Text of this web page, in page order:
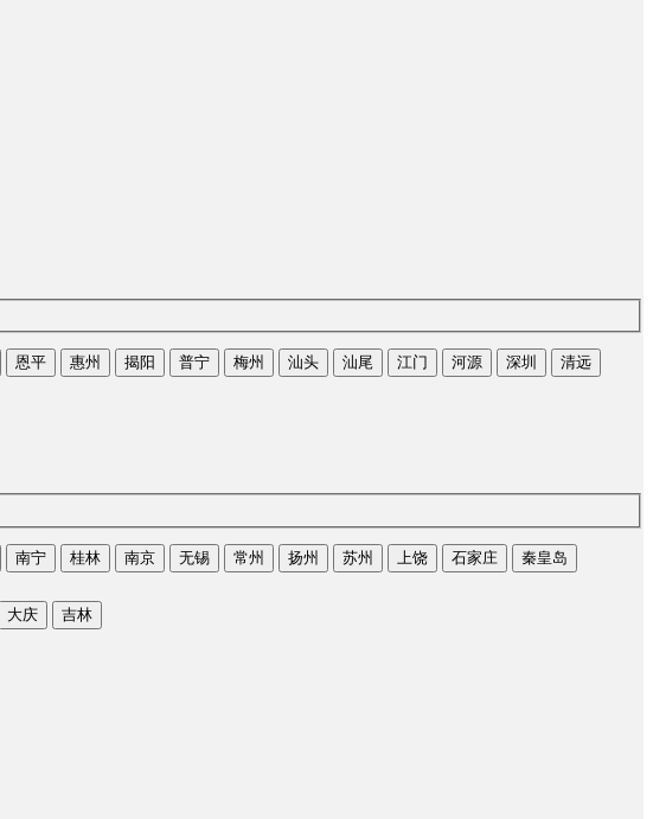
恩平 惠州 揭阳 普宁 梅州 汕头 汕尾 江门 河源 深圳 清远
南宁 桂林 南京 无锡 常州 扬州 苏州 上饶 石家庄 秦皇岛
大庆 吉林